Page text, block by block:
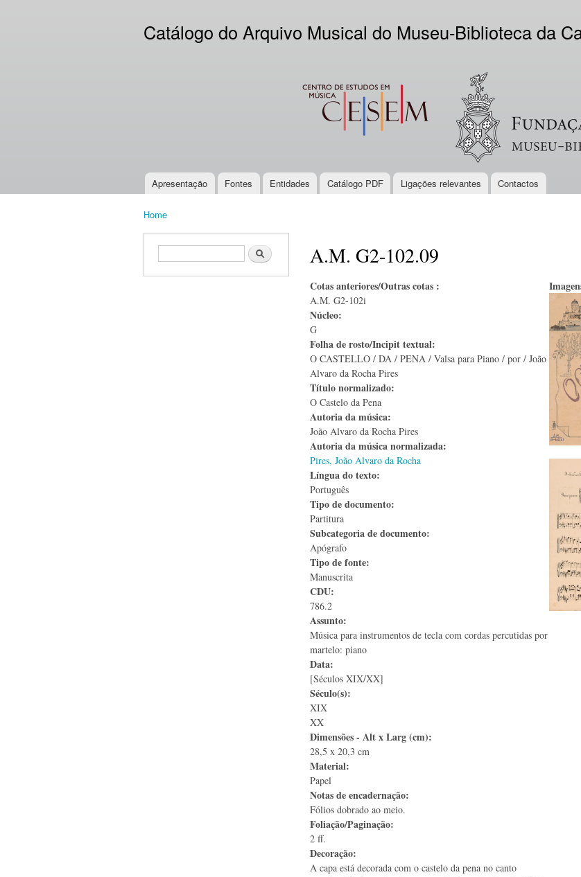
content
Catálogo do Arquivo Musical do Museu-Biblioteca da
CESEM Logo VV
Main menu
Apresentação Fontes Entidades Catálogo PDF Ligações relevantes Contactos
Home
Search form Search A.M. G2-102.09
Cotas anteriores/Outras cotas :
A.M. G2-102i
Núcleo:
G
Folha de rosto/Incipit textual:
O CASTELLO / DA / PENA / Valsa para Piano / por / João
Alvaro da Rocha Pires
Título normalizado:
O Castelo da Pena
Autoria da música:
João Alvaro da Rocha Pires
Autoria da música normalizada:
Pires, João Alvaro da Rocha
Língua do texto:
Português
Tipo de documento:
Partitura
Subcategoria de documento:
Apógrafo
Tipo de fonte:
Manuscrita
CDU:
786.2
Assunto:
Música para instrumentos de tecla com cordas percutidas por
martelo: piano
Data:
[Séculos XIX/XX]
Século(s):
XIX
XX
Dimensões - Alt x Larg (cm):
28,5 x 20,3 cm
Material:
Papel
Notas de encadernação:
Fólios dobrado ao meio.
Foliação/Paginação:
2 ff.
Decoração:
A capa está decorada com o castelo da pena no canto